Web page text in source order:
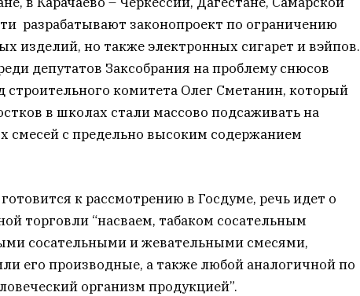
разрабатывают законопроект по ограничению
изделий, но также электронных сигарет и вэйпов.
депутатов Заксобрания на проблему снюсов
строительного комитета Олег Сметанин, который
в школах стали массово подсаживать на
смесей с предельно высоким содержанием
к рассмотрению в Госдуме, речь идет о
торговли “насваем, табаком сосательным
сосательными и жевательными смесями,
его производные, а также любой аналогичной по
организм продукцией”.